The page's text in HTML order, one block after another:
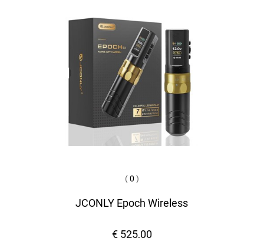
(0 )
JCONLY Epoch Wireless
€ 525,00